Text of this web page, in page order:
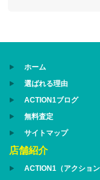
ホーム
選ばれる理由
ACTION1ブログ
無料査定
サイトマップ
店舗紹介
ACTION1（アクショ